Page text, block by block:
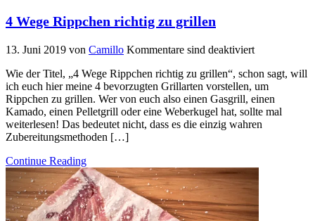
4 Wege Rippchen richtig zu grillen
13. Juni 2019 von Camillo Kommentare sind deaktiviert
Wie der Titel, „4 Wege Rippchen richtig zu grillen“, schon sagt, will
ich euch hier meine 4 bevorzugten Grillarten vorstellen, um
Rippchen zu grillen. Wer von euch also einen Gasgrill, einen
Kamado, einen Pelletgrill oder eine Weberkugel hat, sollte mal
weiterlesen! Das bedeutet nicht, dass es die einzig wahren
Zubereitungsmethoden […]
Continue Reading